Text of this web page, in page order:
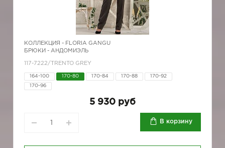
КОЛЛЕКЦИЯ - FLORIA GANGU
БРЮКИ - АНДОМИЭЛЬ
117-7222/TRENTO GREY
164-100 170-80 170-84 170-88 170-92
170-96
5 930 руб
В корзину